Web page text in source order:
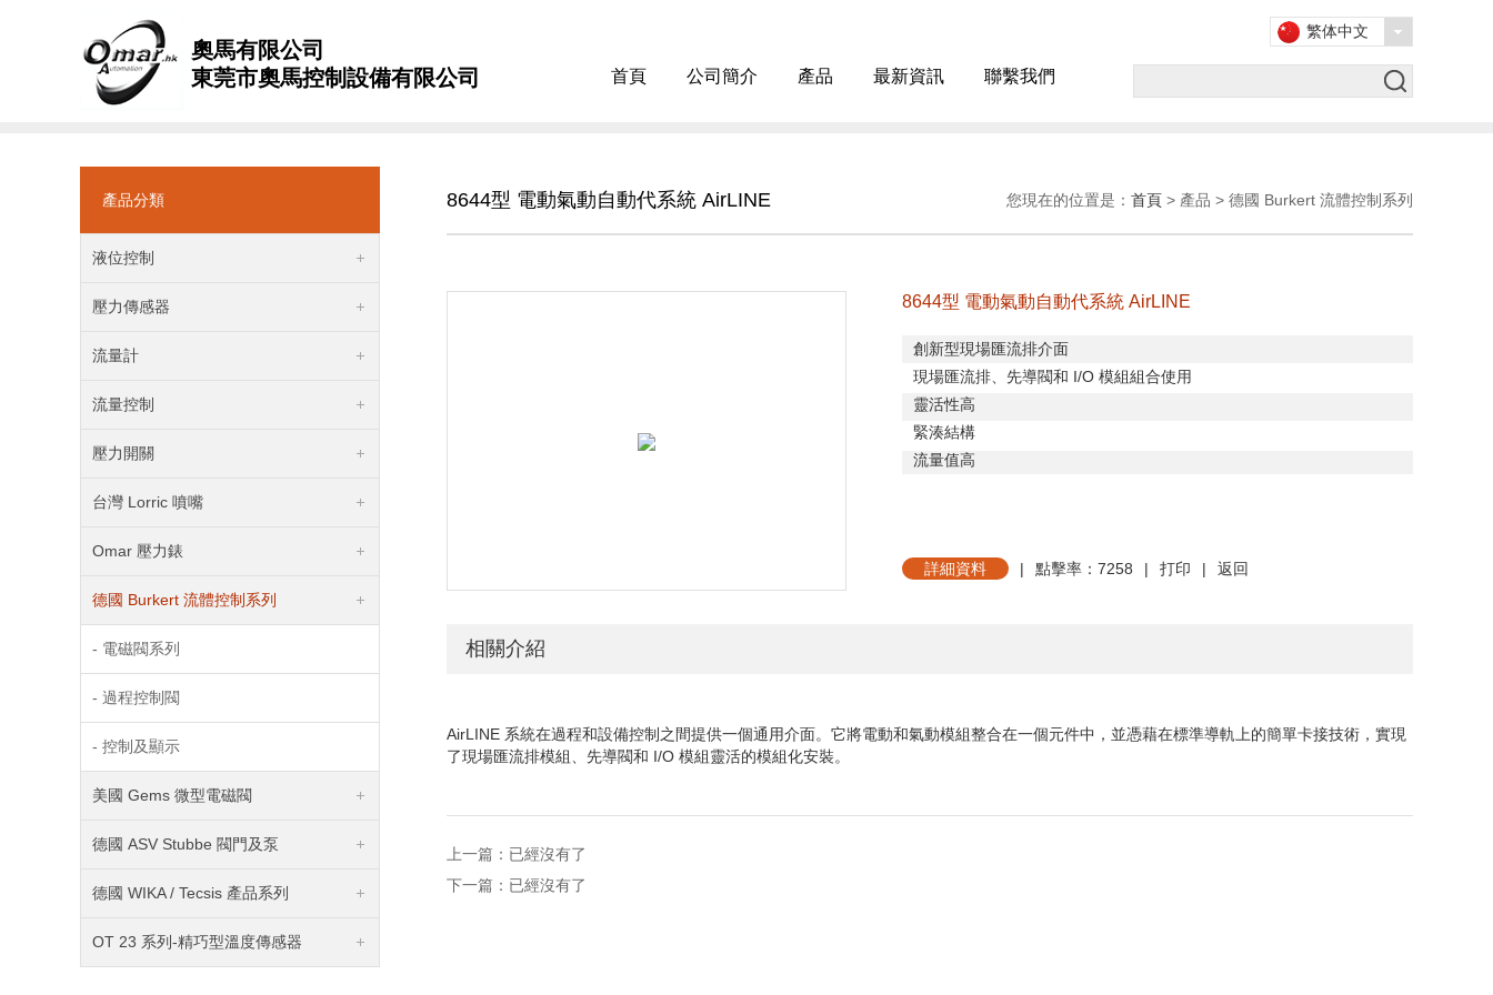
奧馬有限公司
東莞市奧馬控制設備有限公司
首頁 公司簡介 產品 最新資訊 聯繫我們
繁体中文
產品分類
液位控制
壓力傳感器
流量計
流量控制
壓力開關
台灣 Lorric 噴嘴
Omar 壓力錶
德國 Burkert 流體控制系列
- 電磁閥系列
- 過程控制閥
- 控制及顯示
美國 Gems 微型電磁閥
德國 ASV Stubbe 閥門及泵
德國 WIKA / Tecsis 產品系列
OT 23 系列-精巧型溫度傳感器
8644型 電動氣動自動代系統 AirLINE 您現在的位置是： 首頁 > 產品 > 德國 Burkert 流體控制系列
8644型 電動氣動自動代系統 AirLINE
創新型現場匯流排介面
現場匯流排、先導閥和 I/O 模組組合使用
靈活性高
緊湊結構
流量值高
詳細資料 | 點擊率：7258 | 打印 | 返回
相關介紹
AirLINE 系統在過程和設備控制之間提供一個通用介面。它將電動和氣動模組整合在一個元件中，並憑藉在標準導軌上的簡單卡接技術，實現
了現場匯流排模組、先導閥和 I/O 模組靈活的模組化安裝。
上一篇：已經沒有了
下一篇：已經沒有了